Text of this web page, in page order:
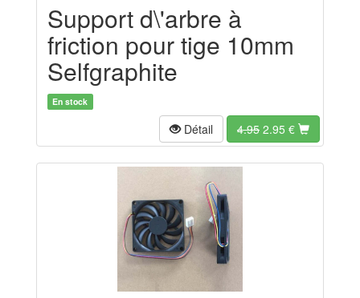
Support d\'arbre à
friction pour tige 10mm
Selfgraphite
En stock
Détail 4.95 2.95 €